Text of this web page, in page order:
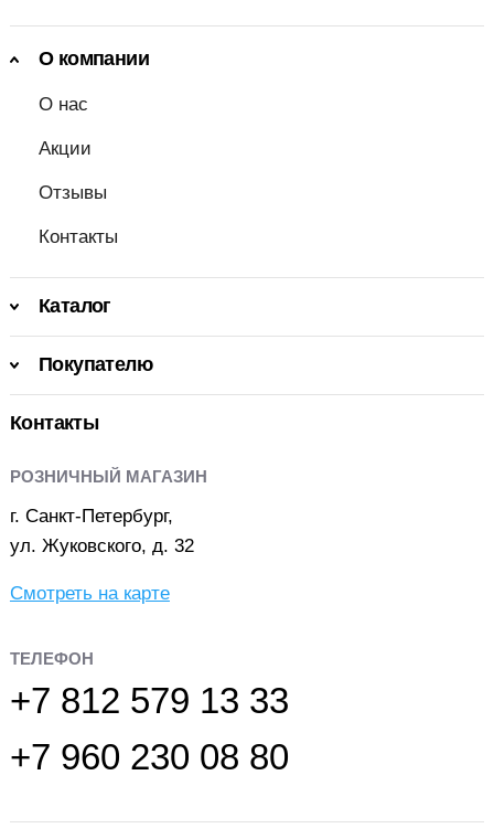
О компании
О нас
Акции
Отзывы
Контакты
Каталог
Покупателю
Контакты
РОЗНИЧНЫЙ МАГАЗИН
г. Санкт-Петербург,
ул. Жуковского, д. 32
Смотреть на карте
ТЕЛЕФОН
+7 812 579 13 33
+7 960 230 08 80